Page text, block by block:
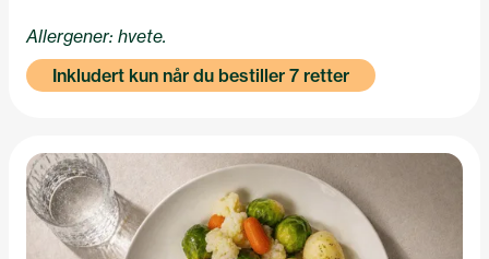
Allergener: hvete.
Inkludert kun når du bestiller 7 retter